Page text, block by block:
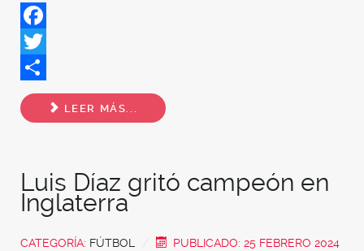
Facebook
Twitter
Share
LEER MÁS...
Luis Díaz gritó campeón en
Inglaterra
CATEGORÍA: FÚTBOL PUBLICADO: 25 FEBRERO 2024